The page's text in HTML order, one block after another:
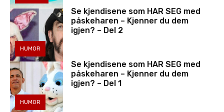
HUMOR
Se kjendisene som HAR SEG med
påskeharen – Kjenner du dem
igjen? – Del 2
HUMOR
Se kjendisene som HAR SEG med
påskeharen – Kjenner du dem
igjen? – Del 1